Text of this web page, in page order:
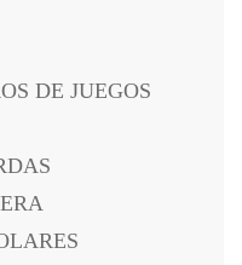
DE JUEGOS